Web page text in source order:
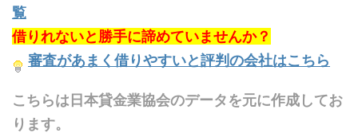
覧
借りれないと勝手に諦めていませんか？
審査があまく借りやすいと評判の会社はこちら
こちらは日本貸金業協会のデータを元に作成してお
ります。